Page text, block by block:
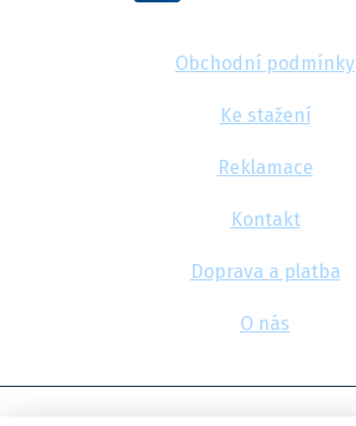
Obchodní podmínky
Ke stažení
Reklamace
Kontakt
Doprava a platba
O nás